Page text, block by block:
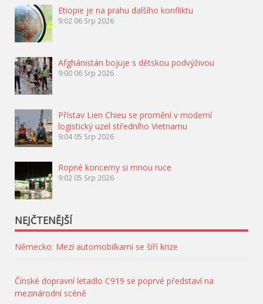
Etiopie je na prahu dalšího konfliktu
9:02 06 Srp 2026
Afghánistán bojuje s dětskou podvýživou
9:00 06 Srp 2026
Přístav Lien Chieu se promění v moderní
logistický uzel středního Vietnamu
9:04 05 Srp 2026
Ropné koncerny si mnou ruce
9:02 05 Srp 2026
NEJČTENĚJŠÍ
Německo: Mezi automobilkami se šíří krize
Čínské dopravní letadlo C919 se poprvé představí na
mezinárodní scéně